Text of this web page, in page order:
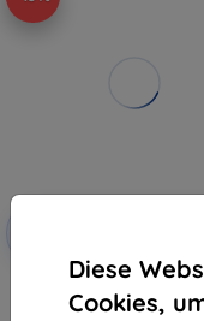
Diese
Cookies,
3mk Armor Case
Hülle für Motorola